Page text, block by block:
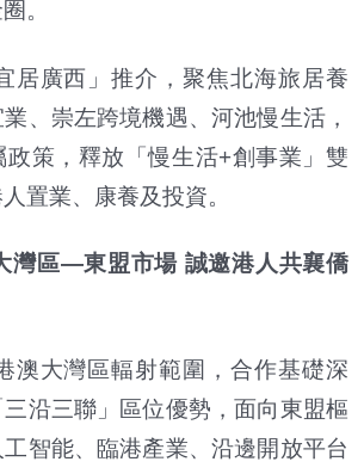
。
廣西」推介，聚焦北海旅居養
、崇左跨境機遇、河池慢生活，
政策，釋放「慢生活+創事業」雙
置業、康養及投資。
灣區—東盟市場 誠邀港人共襄僑
大灣區輻射範圍，合作基礎深
沿三聯」區位優勢，面向東盟樞
智能、臨港產業、沿邊開放平台